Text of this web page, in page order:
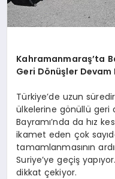
Kahramanmaraş’ta
Geri Dönüşler Devam
Türkiye’de uzun
ülkelerine gönüllü geri
Bayramı’nda da hız
ikamet eden çok
tamamlanmasının
Suriye’ye geçiş
dikkat çekiyor.